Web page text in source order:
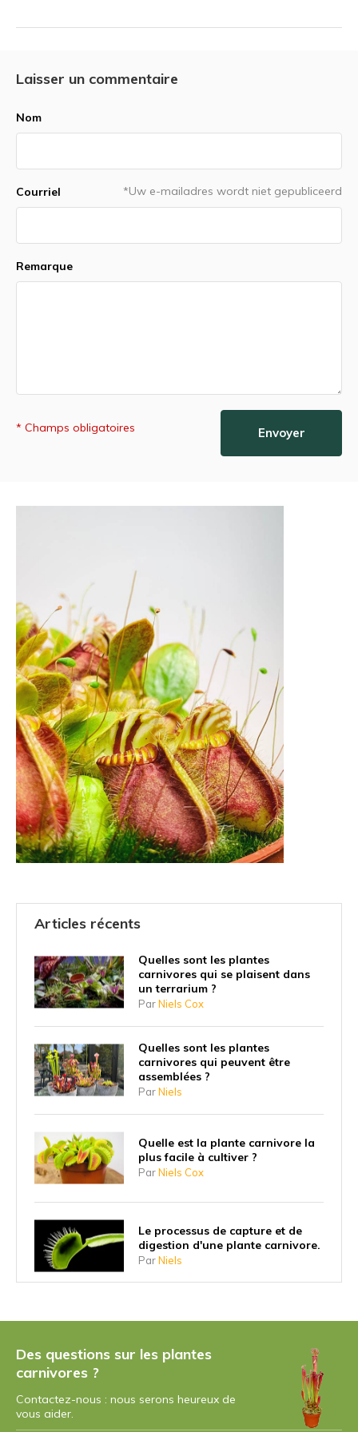
Laisser un commentaire
Nom
Courriel *Uw e-mailadres wordt niet gepubliceerd
Remarque
* Champs obligatoires Envoyer
Articles récents
Quelles sont les plantes
carnivores qui se plaisent dans
un terrarium ?
ParNiels Cox
Quelles sont les plantes
carnivores qui peuvent être
assemblées ?
ParNiels
Quelle est la plante carnivore la
plus facile à cultiver ?
ParNiels Cox
Le processus de capture et de
digestion d'une plante carnivore.
ParNiels
ont-elles commencé à manger
Par Niels
Quelle est la plus grande plante
Des questions sur les plantes
carnivores ?
Contactez-nous : nous serons heureux de
vous aider.